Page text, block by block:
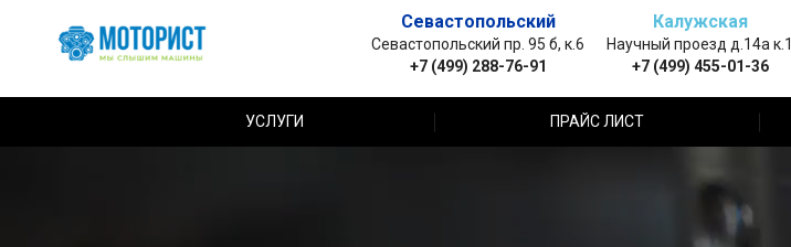
Севастопольский
Севастопольский пр. 95 б, к.6
+7 (499) 288-76-91
Калужская
Научный проезд д.14а к.1
+7 (499) 455-01-36
УСЛУГИ ПРАЙС ЛИСТ